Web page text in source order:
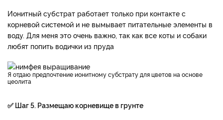
Ионитный субстрат работает только при контакте с
корневой системой и не вымывает питательные элементы в
воду. Для меня это очень важно, так как все коты и собаки
любят попить водички из пруда
Я отдаю предпочтение ионитному субстрату для цветов на основе
цеолита
✅ Шаг 5. Размещаю корневище в грунте